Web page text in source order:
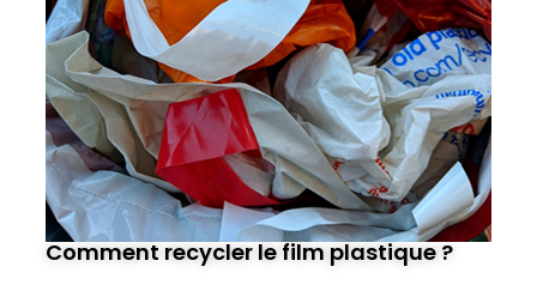
Comment recycler le film plastique ?